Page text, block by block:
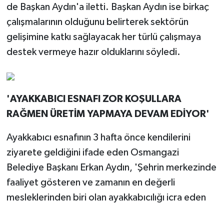
de Başkan Aydın'a iletti. Başkan Aydın ise birkaç
çalışmalarının olduğunu belirterek sektörün
gelişimine katkı sağlayacak her türlü çalışmaya
destek vermeye hazır olduklarını söyledi.
'AYAKKABICI ESNAFI ZOR KOŞULLARA
RAĞMEN ÜRETİM YAPMAYA DEVAM EDİYOR'
Ayakkabıcı esnafının 3 hafta önce kendilerini
ziyarete geldiğini ifade eden Osmangazi
Belediye Başkanı Erkan Aydın, 'Şehrin merkezinde
faaliyet gösteren ve zamanın en değerli
mesleklerinden biri olan ayakkabıcılığı icra eden